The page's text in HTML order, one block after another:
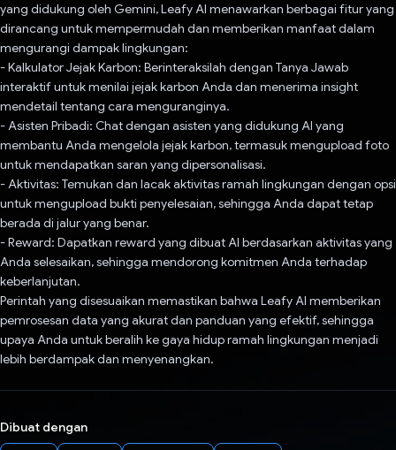
yang didukung oleh Gemini, Leafy AI menawarkan berbagai fitur yang
dirancang untuk mempermudah dan memberikan manfaat dalam
mengurangi dampak lingkungan:
- Kalkulator Jejak Karbon: Berinteraksilah dengan Tanya Jawab
interaktif untuk menilai jejak karbon Anda dan menerima insight
mendetail tentang cara menguranginya.
- Asisten Pribadi: Chat dengan asisten yang didukung AI yang
membantu Anda mengelola jejak karbon, termasuk mengupload foto
untuk mendapatkan saran yang dipersonalisasi.
- Aktivitas: Temukan dan lacak aktivitas ramah lingkungan dengan opsi
untuk mengupload bukti penyelesaian, sehingga Anda dapat tetap
berada di jalur yang benar.
- Reward: Dapatkan reward yang dibuat AI berdasarkan aktivitas yang
Anda selesaikan, sehingga mendorong komitmen Anda terhadap
keberlanjutan.
Perintah yang disesuaikan memastikan bahwa Leafy AI memberikan
pemrosesan data yang akurat dan panduan yang efektif, sehingga
upaya Anda untuk beralih ke gaya hidup ramah lingkungan menjadi
lebih berdampak dan menyenangkan.
Dibuat dengan